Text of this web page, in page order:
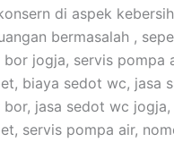
di aspek
bermasalah ,
bor jogja, servis pompa
biaya sedot wc, jasa
bor, jasa sedot wc
servis pompa air,